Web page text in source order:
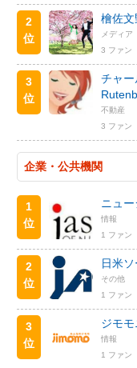
2
位
檜佐
メディア
3 ファン
3
位
チャ
不動産
3 ファン
企業・公共機関
1
位
ニュ
情報
1 ファン
2
位
日米
その他
1 ファン
3
位
ジモ
情報
1 ファン